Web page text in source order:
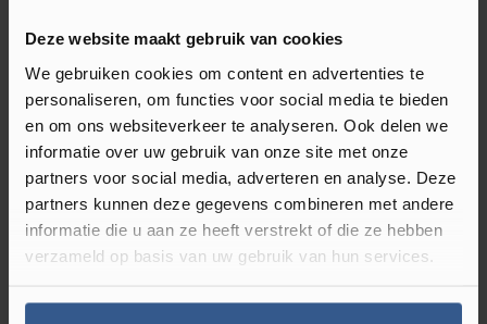
Deze website maakt gebruik van cookies
We gebruiken cookies om content en advertenties te
personaliseren, om functies voor social media te bieden
en om ons websiteverkeer te analyseren. Ook delen we
informatie over uw gebruik van onze site met onze
partners voor social media, adverteren en analyse. Deze
partners kunnen deze gegevens combineren met andere
informatie die u aan ze heeft verstrekt of die ze hebben
verzameld op basis van uw gebruik van hun services.
naar een nieuwe vloer? Dan hoeft u niet meer verder te
kleur Kusteik Beige AVSPU40321 haalt u zeker weten een
prachtexemplaar in huis. Deze PVC vloer is namelijk gemaakt
van het beste kunststof en dat is te zien. Met zijn warme
spraakmakende kleur geeft deze vloer direct een knusse
uitstraling aan iedere ruimte. Daarnaast beschikt de PVC
vloer over een moderne matte bovenlaag, waardoor het
een schitterende indruk geeft. Hiermee is de Quick-Step
wilt hebben in een landelijk interieur!